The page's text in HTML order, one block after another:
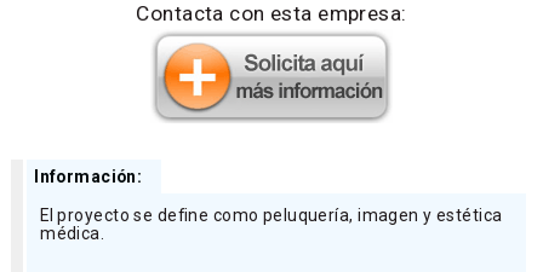
Contacta con esta empresa:
Información:
El proyecto se define como peluquería, imagen y estética
médica.